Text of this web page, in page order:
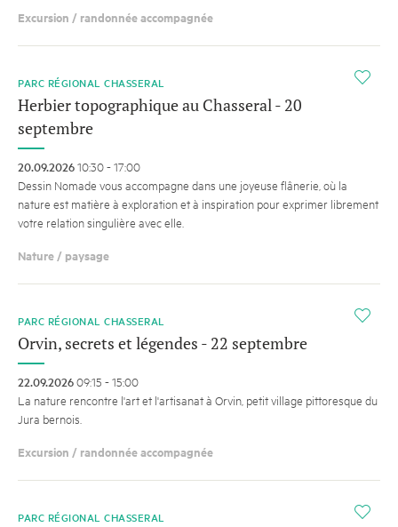
Excursion / randonnée accompagnée
i
PARC RÉGIONAL CHASSERAL
Herbier topographique au Chasseral - 20
septembre
20.09.202610:30 - 17:00
Dessin Nomade vous accompagne dans une joyeuse flânerie, où la
nature est matière à exploration et à inspiration pour exprimer librement
votre relation singulière avec elle.
Nature / paysage
i
PARC RÉGIONAL CHASSERAL
Orvin, secrets et légendes - 22 septembre
22.09.202609:15 - 15:00
La nature rencontre l'art et l'artisanat à Orvin, petit village pittoresque du
Jura bernois.
Excursion / randonnée accompagnée
i
PARC RÉGIONAL CHASSERAL